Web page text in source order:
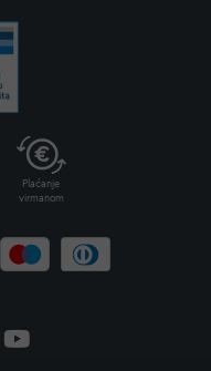
Plaćanje
virmanom